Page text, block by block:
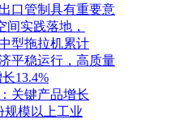
口管制具有重要意
间实践落地，
型拖拉机累计
平稳运行，高质量
13.4%
关键产品增长
规模以上工业